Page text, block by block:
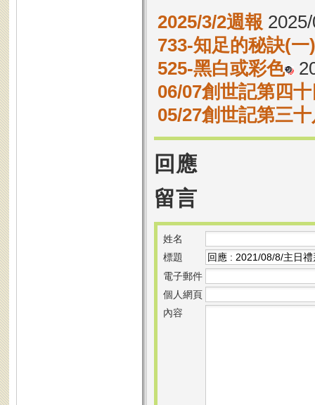
2025/3/2週報
733-知足的秘訣(一)
525-黑白或彩色
06/07創世記第四
05/27創世記第三
回應
留言
姓名
標題
電子郵件
個人網頁
內容